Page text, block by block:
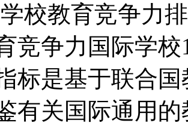
校教育竞争力
竞争力国际学
标是基于联合
有关国际通用